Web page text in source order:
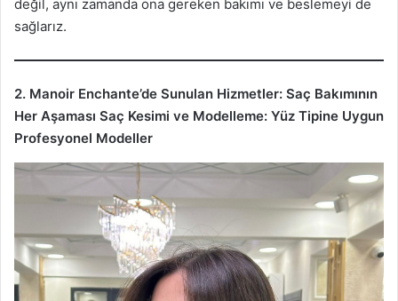
değil, aynı zamanda ona gereken bakımı ve beslemeyi de
sağlarız.
2. Manoir Enchante’de Sunulan Hizmetler: Saç Bakımının
Her Aşaması Saç Kesimi ve Modelleme: Yüz Tipine Uygun
Profesyonel Modeller